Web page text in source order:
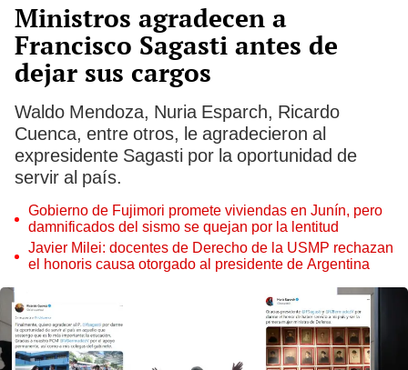
Ministros agradecen a
Francisco Sagasti antes de
dejar sus cargos
Waldo Mendoza, Nuria Esparch, Ricardo
Cuenca, entre otros, le agradecieron al
expresidente Sagasti por la oportunidad de
servir al país.
Gobierno de Fujimori promete viviendas en Junín, pero
damnificados del sismo se quejan por la lentitud
Javier Milei: docentes de Derecho de la USMP rechazan
el honoris causa otorgado al presidente de Argentina